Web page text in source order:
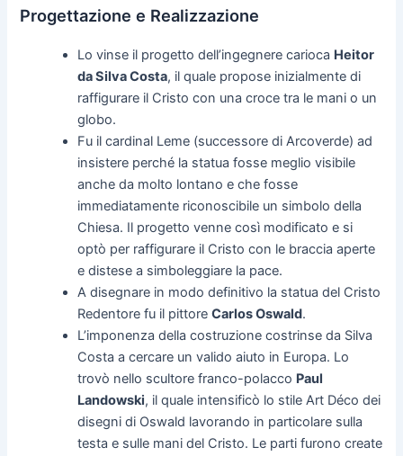
Progettazione e Realizzazione
Lo vinse il progetto dell’ingegnere carioca Heitor
da Silva Costa, il quale propose inizialmente di
raffigurare il Cristo con una croce tra le mani o un
globo.
Fu il cardinal Leme (successore di Arcoverde) ad
insistere perché la statua fosse meglio visibile
anche da molto lontano e che fosse
immediatamente riconoscibile un simbolo della
Chiesa. Il progetto venne così modificato e si
optò per raffigurare il Cristo con le braccia aperte
e distese a simboleggiare la pace.
A disegnare in modo definitivo la statua del Cristo
Redentore fu il pittoreCarlos Oswald.
L’imponenza della costruzione costrinse da Silva
Costa a cercare un valido aiuto in Europa. Lo
trovò nello scultore franco-polacco Paul
Landowski, il quale intensificò lo stile Art Déco dei
disegni di Oswald lavorando in particolare sulla
testa e sulle mani del Cristo. Le parti furono create